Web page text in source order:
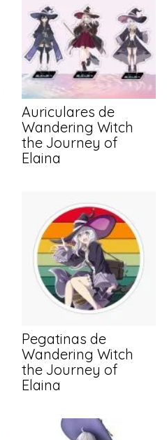
Auriculares de
Wandering Witch
the Journey of
Elaina
Pegatinas de
Wandering Witch
the Journey of
Elaina